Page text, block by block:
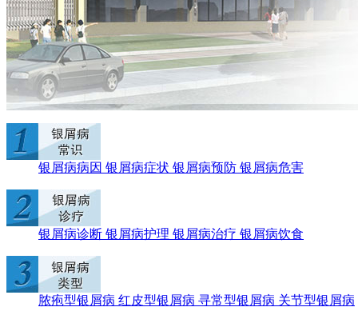
银屑病病因 银屑病症状 银屑病预防 银屑病危害
银屑病诊断 银屑病护理 银屑病治疗 银屑病饮食
脓疱型银屑病 红皮型银屑病 寻常型银屑病 关节型银屑病